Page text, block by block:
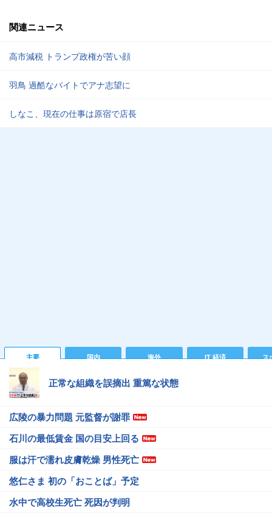
関連ニュース
高市減税 トランプ政権が苦い顔
羽鳥 過酷なバイトでアナ志望に
しなこ、現在の仕事は原宿で店長
主要 国内 海外 IT 経済 ス
正常な組織を誤摘出 重篤な状態
広陵の暴力問題 元監督が謝罪
石川の最低賃金 国の目安上回る
服は汗で濡れ皮膚乾燥 男性死亡
悠仁さま 初の「おことば」予定
水中で高校生死亡 死因が判明